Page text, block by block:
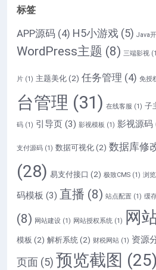
标签
APP源码 (4) H5小游戏 (5) Java
WordPress主题 (8) 三端影视
片 (1) 主题美化 (2) 任务管理 (4) 免授
台管理 (31) 在线客服 (1) 子
码 (1) 引导页 (3) 影视模板 (1) 影视源码
支付源码 (1) 数据可视化 (2) 数据库修
(28) 易支付接口 (2) 极致CMS (1) 浏
码模板 (3) 直播 (8) 站点配置 (1) 缓
(8) 网站建设 (1) 网站授权系统 (1) 网
模板 (2) 解析系统 (2) 财税网站 (1) 资源
页面 (5) 预览截图 (25)